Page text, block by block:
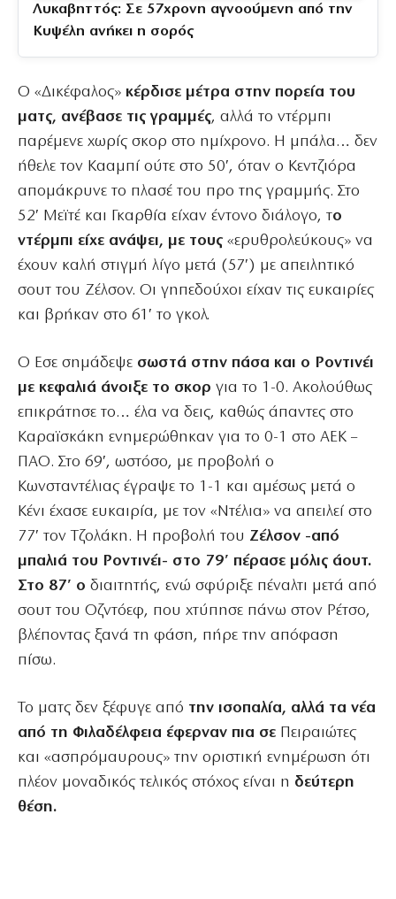
Λυκαβηττός: Σε 57χρονη αγνοούμενη από την
Κυψέλη ανήκει η σορός
O «Δικέφαλος» κέρδισε μέτρα στην πορεία του
ματς, ανέβασε τις γραμμές, αλλά το ντέρμπι
παρέμενε χωρίς σκορ στο ημίχρονο. Η μπάλα… δεν
ήθελε τον Κααμπί ούτε στο 50′, όταν ο Κεντζιόρα
απομάκρυνε το πλασέ του προ της γραμμής. Στο
52′ Μεϊτέ και Γκαρθία είχαν έντονο διάλογο, το
ντέρμπι είχε ανάψει, με τους «ερυθρολεύκους» να
έχουν καλή στιγμή λίγο μετά (57′) με απειλητικό
σουτ του Ζέλσον. Οι γηπεδούχοι είχαν τις ευκαιρίες
και βρήκαν στο 61′ το γκολ.
Ο Εσε σημάδεψε σωστά στην πάσα και ο Ροντινέι
με κεφαλιά άνοιξε το σκορ για το 1-0. Ακολούθως
επικράτησε το… έλα να δεις, καθώς άπαντες στο
Καραϊσκάκη ενημερώθηκαν για το 0-1 στο ΑΕΚ –
ΠΑΟ. Στο 69′, ωστόσο, με προβολή ο
Κωνσταντέλιας έγραψε το 1-1 και αμέσως μετά ο
Κένι έχασε ευκαιρία, με τον «Ντέλια» να απειλεί στο
77′ τον Τζολάκη. Η προβολή του Ζέλσον -από
μπαλιά του Ροντινέι- στο 79′ πέρασε μόλις άουτ.
Στο 87′ ο διαιτητής, ενώ σφύριξε πέναλτι μετά από
σουτ του Οζντόεφ, που χτύπησε πάνω στον Ρέτσο,
βλέποντας ξανά τη φάση, πήρε την απόφαση
πίσω.
Το ματς δεν ξέφυγε από την ισοπαλία, αλλά τα νέα
από τη Φιλαδέλφεια έφερναν πια σε Πειραιώτες
και «ασπρόμαυρους» την οριστική ενημέρωση ότι
πλέον μοναδικός τελικός στόχος είναι η δεύτερη
θέση.